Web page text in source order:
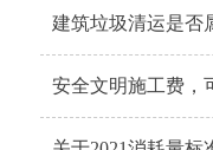
建筑垃圾清运是否
安全文明施工费，